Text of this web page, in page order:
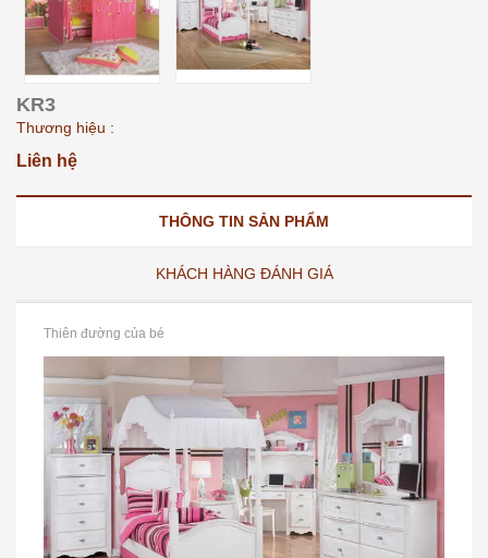
KR3
Thương hiệu :
Liên hệ
THÔNG TIN SẢN PHẨM
KHÁCH HÀNG ĐÁNH GIÁ
Thiên đường của bé